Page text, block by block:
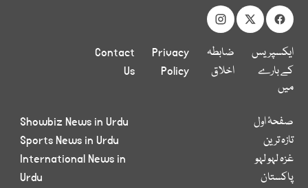
ایکسپریس
کے بارے
میں
ضابطہ
اخلاق
Privacy
Policy
Contact
Us
صفحۂ اول
تازہ ترین
غزہ لہو لہو
پاکستان
Showbiz News in Urdu
Sports News in Urdu
International News in
Urdu